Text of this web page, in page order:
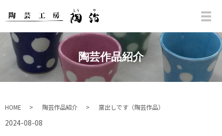
陶芸作品紹介
HOME 陶芸作品紹介 窯出しです（陶芸作品）
2024-08-08